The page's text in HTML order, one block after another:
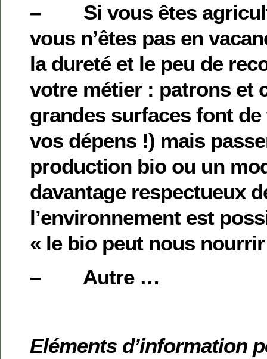
– Si vous êtes
vous n’êtes pas en
la dureté et le peu de
votre métier : patrons et
grandes surfaces font
vos dépens !) mais
production bio ou un
davantage respectueux
l’environnement est
« le bio peut nous
– Autre …
Eléments d’information